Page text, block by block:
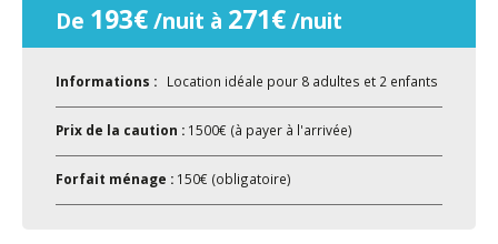
De 193€/nuit à 271€/nuit
Informations : Location idéale pour 8 adultes et 2 enfants
Prix de la caution : 1500€ (à payer à l'arrivée)
Forfait ménage : 150€ (obligatoire)